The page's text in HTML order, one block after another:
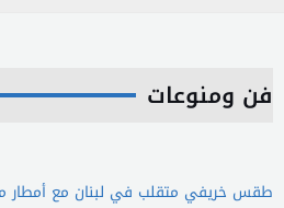
فن ومنوعات
طقس خريفي متقلب في لبنان مع أمطار